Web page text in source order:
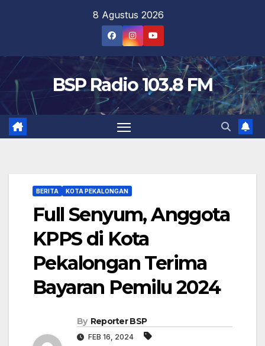
8 Agustus 2026
BSP Radio 103.8 FM
BERITA KOTA PEKALONGAN
Full Senyum, Anggota
KPPS di Kota
Pekalongan Terima
Bayaran Pemilu 2024
By Reporter BSP
FEB 16, 2024